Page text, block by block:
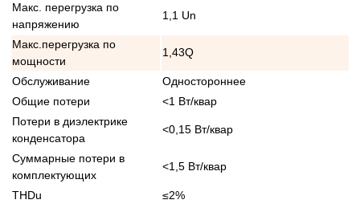
Макс. перегрузка по
напряжению
1,1 Un
Макс.перегрузка по
мощности
1,43Q
Обслуживание
Одностороннее
Общие потери
<1 Вт/квар
Потери в диэлектрике
конденсатора
<0,15 Вт/квар
Суммарные потери в
комплектующих
<1,5 Вт/квар
THDu ≤2%